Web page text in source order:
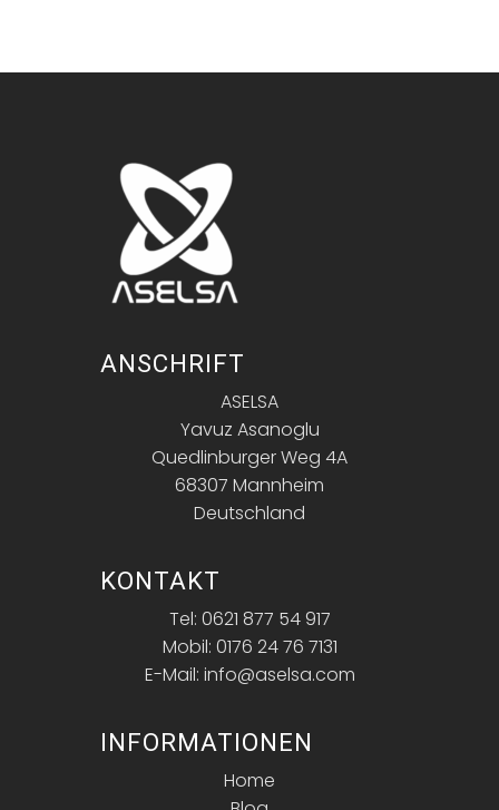
ANSCHRIFT
ASELSA
Yavuz Asanoglu
Quedlinburger Weg 4A
68307 Mannheim
Deutschland
KONTAKT
Tel: 0621 877 54 917
Mobil: 0176 24 76 7131
E-Mail: info@aselsa.com
INFORMATIONEN
Home